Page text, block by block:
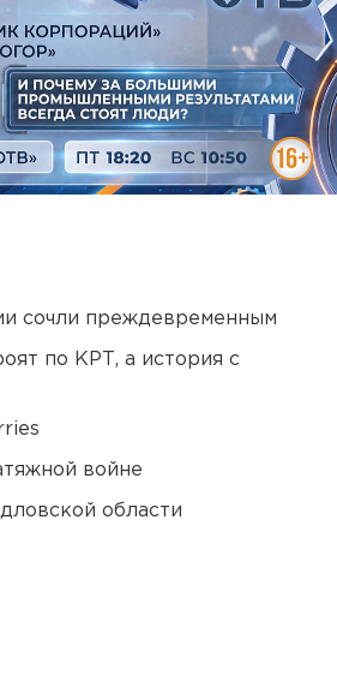
сочли преждевременным
по КРТ, а история с
войне
области